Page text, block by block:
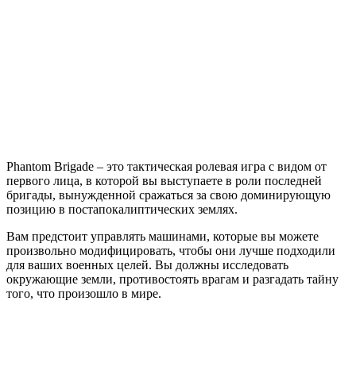
Phantom Brigade – это тактическая ролевая игра с видом от
первого лица, в которой вы выступаете в роли последней
бригады, вынужденной сражаться за свою доминирующую
позицию в постапокалиптических землях.
Вам предстоит управлять машинами, которые вы можете
произвольно модифицировать, чтобы они лучше подходили
для ваших военных целей. Вы должны исследовать
окружающие земли, противостоять врагам и разгадать тайну
того, что произошло в мире.